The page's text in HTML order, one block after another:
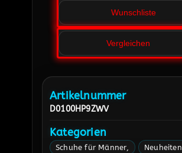
Wunschliste
Vergleichen
Artikelnummer
D0100HP9ZWV
Kategorien
Schuhe für Männer
Neuheiten